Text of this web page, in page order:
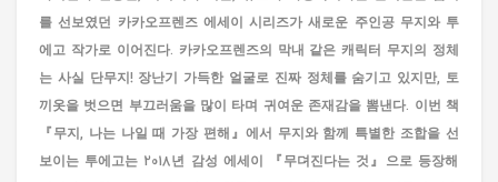
를 선보였던 카카오프렌즈 에세이 시리즈가 새로운 주인공 무지와 투
에고 작가로 이어진다. 카카오프렌즈의 막내 같은 캐릭터 무지의 정체
는 사실 단무지! 장난기 가득한 얼굴로 진짜 정체를 숨기고 있지만, 토
끼옷을 벗으면 부끄러움을 많이 타며 귀여운 존재감을 뽐낸다. 이번 책
『무지, 나는 나일 때 가장 편해』에서 무지와 함께 특별한 조합을 선
보이는 투에고는 2018년 감성 에세이 『무뎌진다는 것』으로 등장해